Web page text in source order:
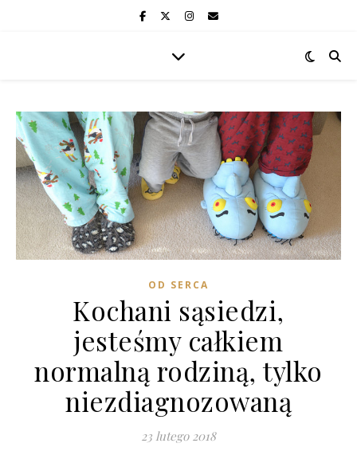
OD SERCA
Kochani sąsiedzi,
jesteśmy całkiem
normalną rodziną, tylko
niezdiagnozowaną
23 lutego 2018